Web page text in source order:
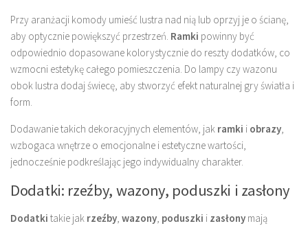
Przy aranżacji komody umieść lustra nad nią lub oprzyj je o ścianę,
aby optycznie powiększyć przestrzeń. Ramki powinny być
odpowiednio dopasowane kolorystycznie do reszty dodatków, co
wzmocni estetykę całego pomieszczenia. Do lampy czy wazonu
obok lustra dodaj świecę, aby stworzyć efekt naturalnej gry światła i
form.
Dodawanie takich dekoracyjnych elementów, jak ramki i obrazy,
wzbogaca wnętrze o emocjonalne i estetyczne wartości,
jednocześnie podkreślając jego indywidualny charakter.
Dodatki: rzeźby, wazony, poduszki i zasłony
Dodatki takie jak rzeźby, wazony, poduszki i zasłony mają